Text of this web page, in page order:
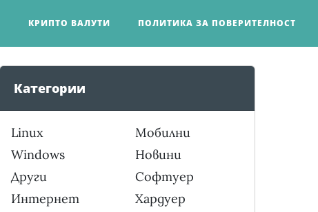
КРИПТО ВАЛУТИ ПОЛИТИКА ЗА ПОВЕРИТЕЛНОСТ
Категории
Linux
Windows
Други
Интернет
Мобилни
Новини
Софтуер
Хардуер